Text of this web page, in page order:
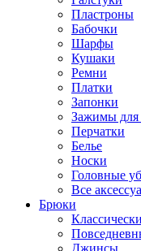
Пластроны
Бабочки
Шарфы
Кушаки
Ремни
Платки
Запонки
Зажимы для
Перчатки
Белье
Носки
Головные
Все
Брюки
Джинсы